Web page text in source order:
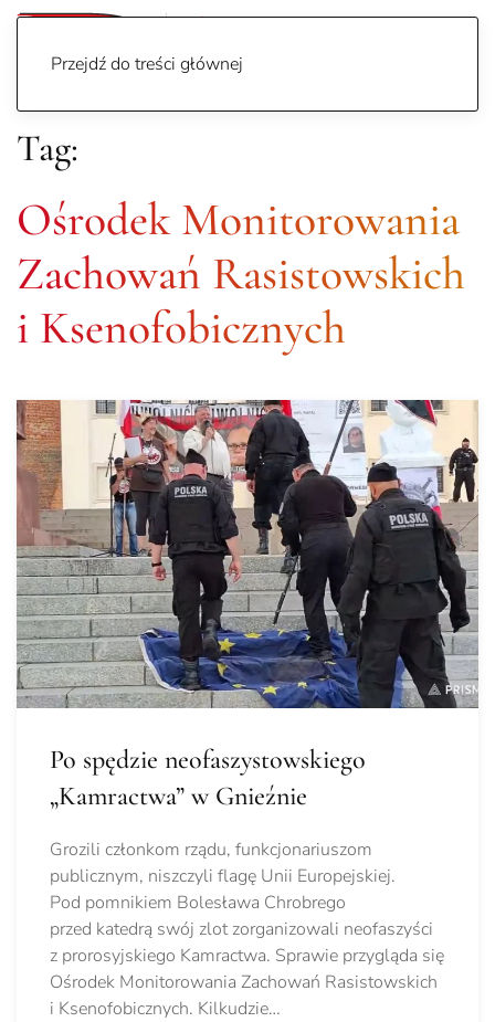
Przejdź do treści głównej
Tag:
Ośrodek Monitorowania
Zachowań Rasistowskich
i Ksenofobicznych
Po spędzie neofaszystowskiego
„Kamractwa” w Gnieźnie
Grozili członkom rządu, funkcjonariuszom
publicznym, niszczyli flagę Unii Europejskiej.
Pod pomnikiem Bolesława Chrobrego
przed katedrą swój zlot zorganizowali neofaszyści
z prorosyjskiego Kamractwa. Sprawie przygląda się
Ośrodek Monitorowania Zachowań Rasistowskich
i Ksenofobicznych. Kilkudzie…